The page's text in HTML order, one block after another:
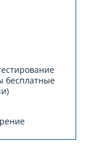
бесплатные